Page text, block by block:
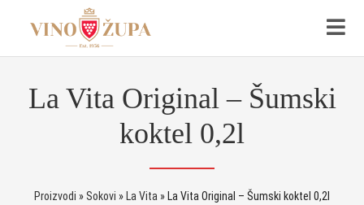
La Vita Original – Šumski
koktel 0,2l
Proizvodi »Sokovi » La Vita » La Vita Original – Šumski koktel 0,2l